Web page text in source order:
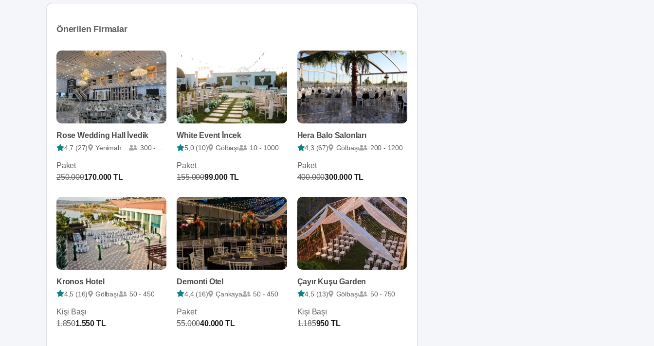
Önerilen Firmalar
Rose Wedding Hall İvedik
4,7 (27) Yenimahalle 300 - 900
Paket
250.000170.000 TL
White Event İncek
5,0 (10) Gölbaşı 10 - 1000
Paket
155.00099.000 TL
Hera Balo Salonları
4,3 (67) Gölbaşı 200 - 1200
Paket
400.000300.000 TL
Kronos Hotel
4,5 (16) Gölbaşı 50 - 450
Kişi Başı
1.8501.550 TL
Demonti Otel
4,4 (16) Çankaya 50 - 450
Paket
55.00040.000 TL
Çayır Kuşu Garden
4,5 (13) Gölbaşı 50 - 750
Kişi Başı
1.185950 TL